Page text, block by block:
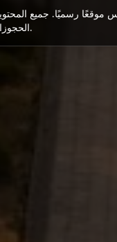
موقعًا رسميًا. جميع
الحجوزات.